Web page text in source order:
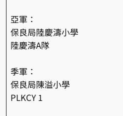
亞軍：
保良局陸慶濤小學
陸慶濤A隊
季軍：
保良局陳溢小學
PLKCY 1